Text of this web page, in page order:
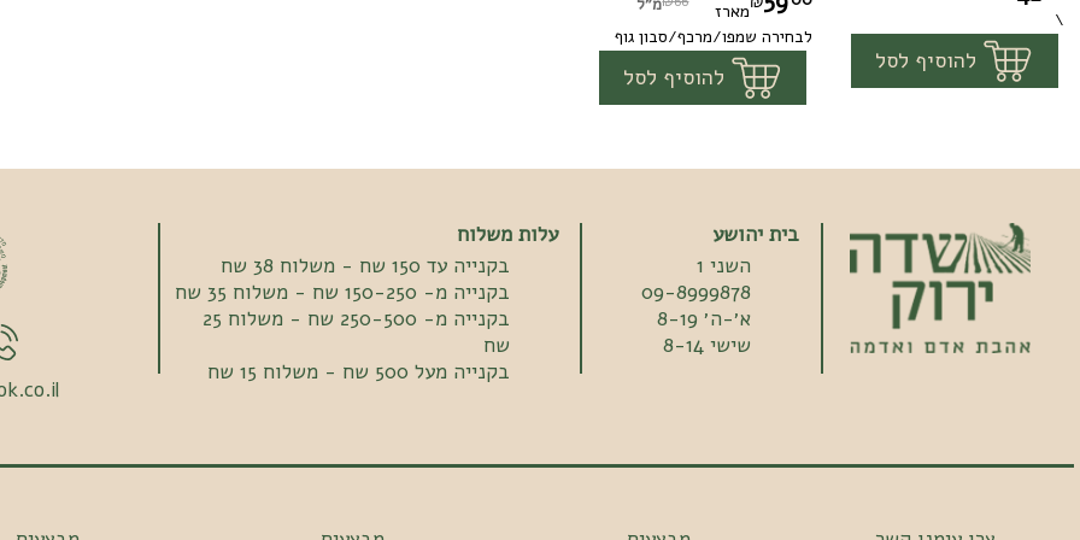
ועיצוב
לשיער
לאב
\
להוסיף לסל
1 מארז
2
יחידות
מארז מ"ל
לבחירה שמפו/מרכף/סבון גוף
להוסיף לסל
1 מארז
בית יהושע
השני 1
09-8999878
א׳-ה׳ 8-19
שישי 8-14
עלות משלוח
בקנייה עד 150 שח - משלוח 38 שח
בקנייה מ- 150-250 שח - משלוח 35 שח
בקנייה מ- 250-500 שח - משלוח 25
שח
בקנייה מעל 500 שח - משלוח 15 שח